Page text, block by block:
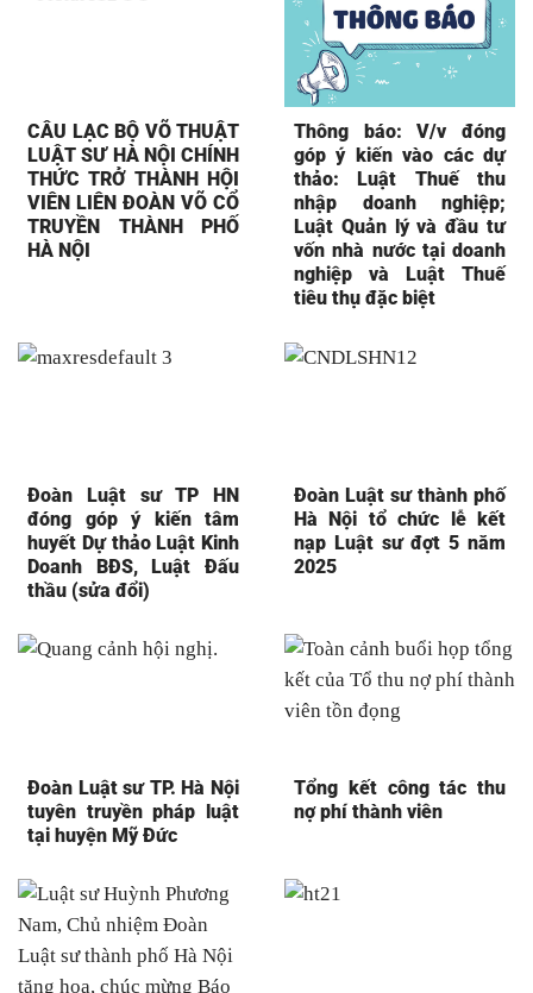
CÂU LẠC BỘ VÕ THUẬT
LUẬT SƯ HÀ NỘI CHÍNH
THỨC TRỞ THÀNH HỘI
VIÊN LIÊN ĐOÀN VÕ CỔ
TRUYỀN THÀNH PHỐ
HÀ NỘI
Thông báo: V/v đóng
góp ý kiến vào các dự
thảo: Luật Thuế thu
nhập doanh nghiệp;
Luật Quản lý và đầu tư
vốn nhà nước tại doanh
nghiệp và Luật Thuế
tiêu thụ đặc biệt
Đoàn Luật sư TP HN
đóng góp ý kiến tâm
huyết Dự thảo Luật Kinh
Doanh BĐS, Luật Đấu
thầu (sửa đổi)
Đoàn Luật sư thành phố
Hà Nội tổ chức lễ kết
nạp Luật sư đợt 5 năm
2025
Đoàn Luật sư TP. Hà Nội
tuyên truyền pháp luật
tại huyện Mỹ Đức
Tổng kết công tác thu
nợ phí thành viên